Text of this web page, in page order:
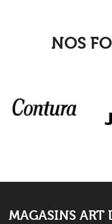
NOS
MAGASINS ART